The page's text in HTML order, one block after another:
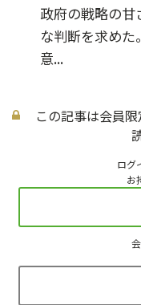
政府の戦略の
な判断を求め
意...
この記事は会員
ログ
お